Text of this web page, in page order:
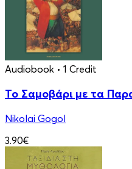
Audiobook • 1 Credit
Το Σαμοβάρι με τα
Nikolai Gogol
3.90€